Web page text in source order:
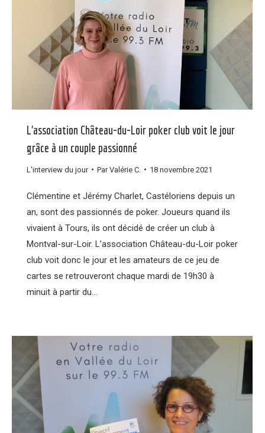
L’association Château-du-Loir poker club voit le jour
grâce à un couple passionné
L'interview du jour ParValérie C. 18 novembre 2021
Clémentine et Jérémy Charlet, Castéloriens depuis un
an, sont des passionnés de poker. Joueurs quand ils
vivaient à Tours, ils ont décidé de créer un club à
Montval-sur-Loir. L’association Château-du-Loir poker
club voit donc le jour et les amateurs de ce jeu de
cartes se retrouveront chaque mardi de 19h30 à
minuit à partir du…